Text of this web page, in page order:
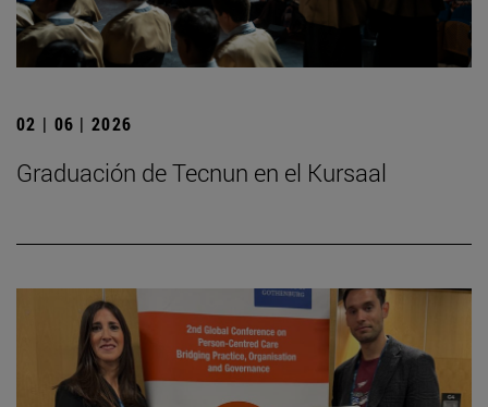
02 | 06 | 2026
Graduación de Tecnun en el Kursaal